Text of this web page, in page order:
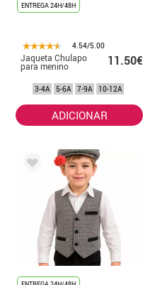
ENTREGA 24H/48H
4.54/5.00
Jaqueta Chulapo
para menino 11.50€
3-4A 5-6A 7-9A 10-12A
ADICIONAR